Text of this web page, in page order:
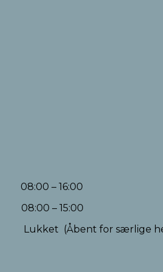
– 16:00
– 15:00
Lukket (Åbent for særlige